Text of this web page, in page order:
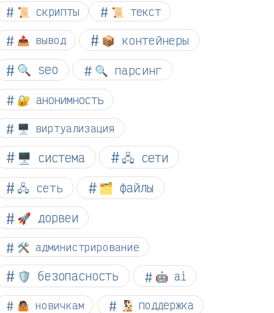
📜 скрипты 📜 текст
📤 вывод 📦 контейнеры
🔍 seo 🔍 парсинг
🔐 анонимность
🖥️ виртуализация
🖥️ система 🖧 сети
🖧 сеть 🗂️ файлы
🚀 дорвеи
🛠️ администрирование
🛡️ безопасность 🤖 ai
🤷🏽 новичкам 🧏🏻 поддержка